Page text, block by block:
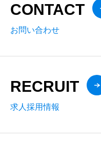
CONTACT
お問い合わせ
RECRUIT
求人採用情報